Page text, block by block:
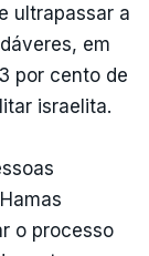
ultrapassar a
em
por cento de
israelita.
o processo